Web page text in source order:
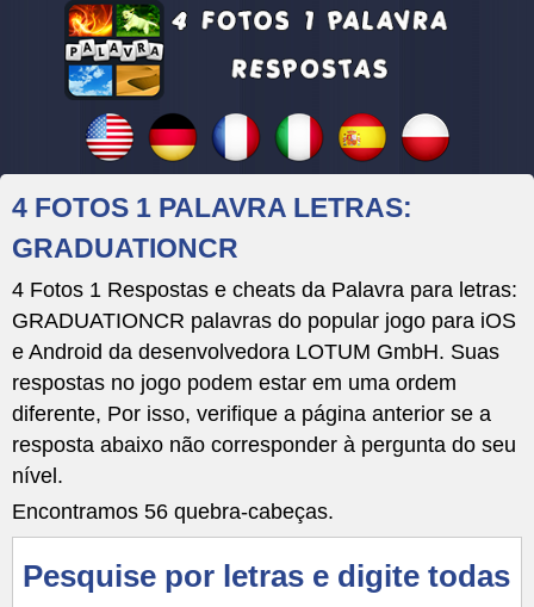
4 FOTOS 1 PALAVRA LETRAS:
GRADUATIONCR
4 Fotos 1 Respostas e cheats da Palavra para letras:
GRADUATIONCR palavras do popular jogo para iOS
e Android da desenvolvedora LOTUM GmbH. Suas
respostas no jogo podem estar em uma ordem
diferente, Por isso, verifique a página anterior se a
resposta abaixo não corresponder à pergunta do seu
nível.
Encontramos 56 quebra-cabeças.
Pesquise por letras e digite todas